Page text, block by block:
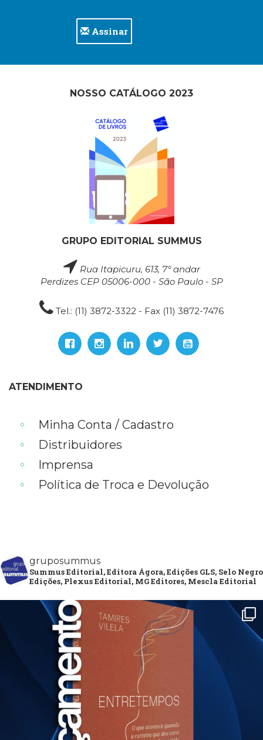
Assinar
NOSSO CATÁLOGO 2023
GRUPO EDITORIAL SUMMUS
Rua Itapicuru, 613, 7° andar
Perdizes CEP 05006-000 - São Paulo - SP
Tel.: (11) 3872-3322 - Fax (11) 3872-7476
ATENDIMENTO
Minha Conta / Cadastro
Distribuidores
Imprensa
Política de Troca e Devolução
gruposummus
Summus Editorial, Editora Ágora, Edições GLS, Selo Negro
Edições, Plexus Editorial, MG Editores, Mescla Editorial